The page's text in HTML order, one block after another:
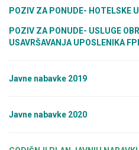
POZIV ZA PONUDE- HOTELSKE
POZIV ZA PONUDE- USLUGE
USAVRŠAVANJA UPOSLENIKA
Javne nabavke 2019
Javne nabavke 2020